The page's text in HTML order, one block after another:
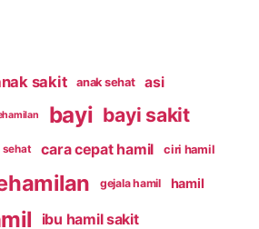
sakit anak sehat
asi
bayi bayi sakit
sehat cara cepat hamil ciri hamil
gejala hamil hamil
ibu hamil sakit